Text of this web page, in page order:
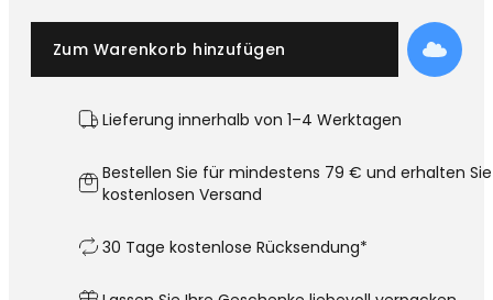
Zum Warenkorb hinzufügen
Lieferung innerhalb von 1–4 Werktagen
Bestellen Sie für mindestens 79 € und erhalten Sie
kostenlosen Versand
30 Tage kostenlose Rücksendung*